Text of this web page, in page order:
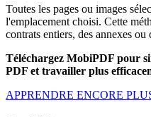
Toutes les pages ou images
l'emplacement choisi. Cette
contrats entiers, des annexes
Téléchargez MobiPDF pour
PDF et travailler plus
APPRENDRE ENCORE